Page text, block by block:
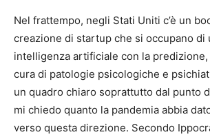
Nel frattempo, negli Stati Uniti c’è un
creazione di startup che si occupano di
intelligenza artificiale con la
cura di patologie psicologiche e
un quadro chiaro soprattutto dal punto
mi chiedo quanto la pandemia abbia
verso questa direzione. Secondo